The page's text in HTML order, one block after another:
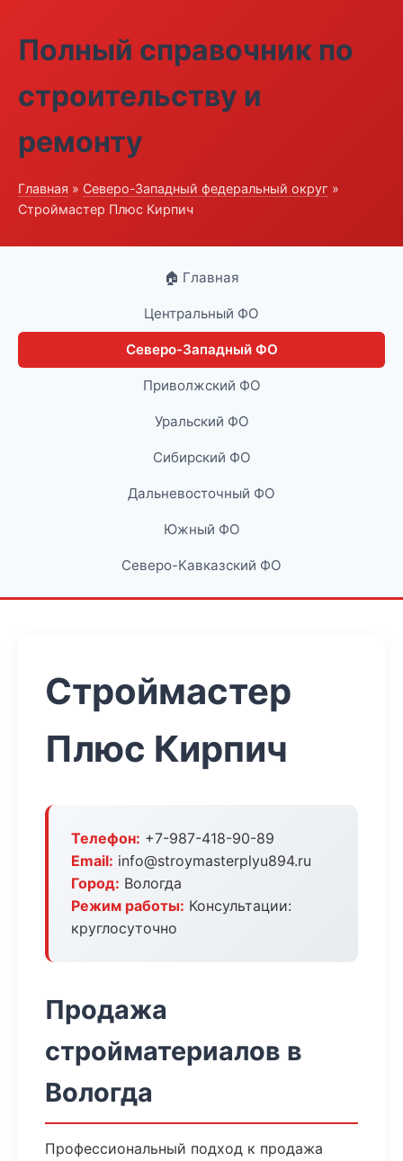
Полный справочник по
строительству и
ремонту
Главная » Северо-Западный федеральный округ »
Строймастер Плюс Кирпич
🏠 Главная
Центральный ФО
Северо-Западный ФО
Приволжский ФО
Уральский ФО
Сибирский ФО
Дальневосточный ФО
Южный ФО
Северо-Кавказский ФО
Строймастер
Плюс Кирпич
Телефон: +7-987-418-90-89
Email: info@stroymasterplyu894.ru
Город: Вологда
Режим работы: Консультации:
круглосуточно
Продажа
стройматериалов в
Вологда
Профессиональный подход к продажа